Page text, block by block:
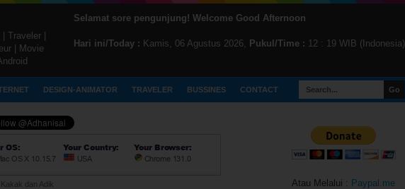
Traveler |
| Movie
Selamat sore pengunjung! Welcome Good Afternoon
Hari ini/Today : Kamis, 06 Agustus 2026, Pukul/Time : 12 : 19 WIB (Indonesia)
DESIGN-ANIMATOR TRAVELER BUSSINES CONTACT
dan Adik Atau Melalui : Paypal.me